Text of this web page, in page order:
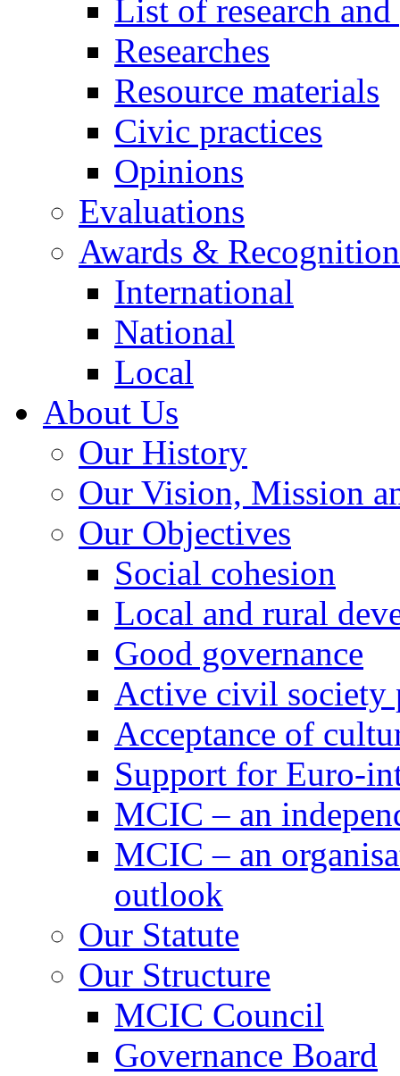
List of research
Researches
Resource materials
Civic practices
Opinions
Evaluations
Awards &
International
National
Local
About Us
Our History
Our Vision, Mission
Our Objectives
Social cohesion
Local and rural
Good governance
Active civil society
Acceptance of
Support for Euro-
MCIC – an
MCIC – an
outlook
Our Statute
Our Structure
MCIC Council
Governance Board